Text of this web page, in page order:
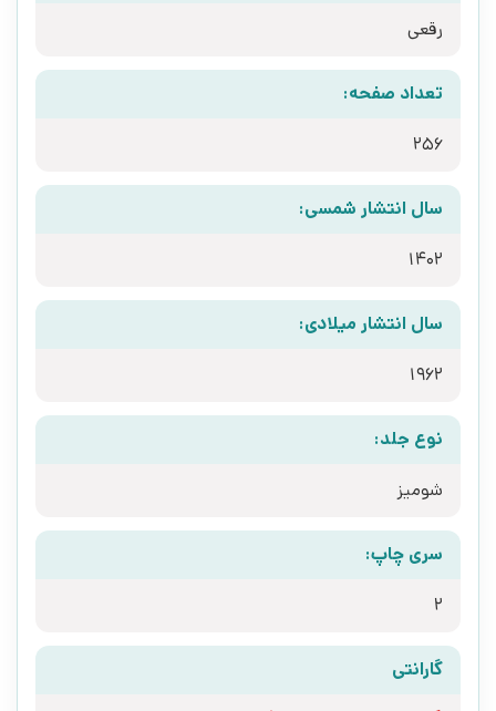
رقعی
تعداد صفحه:
256
سال انتشار شمسی:
1402
سال انتشار میلادی:
1962
نوع جلد:
شومیز
سری چاپ:
2
گارانتی